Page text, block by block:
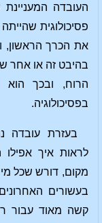
העובדה
פסיכולוגית
את הכרך הראשון,
בהיבט זה או אחר
הרוח, ובכך
בפסיכולוגיה.
בעזרת עובדה
לראות איך אפילו
מקום, דורש שכל
בעשורים
קשה מאוד עבור